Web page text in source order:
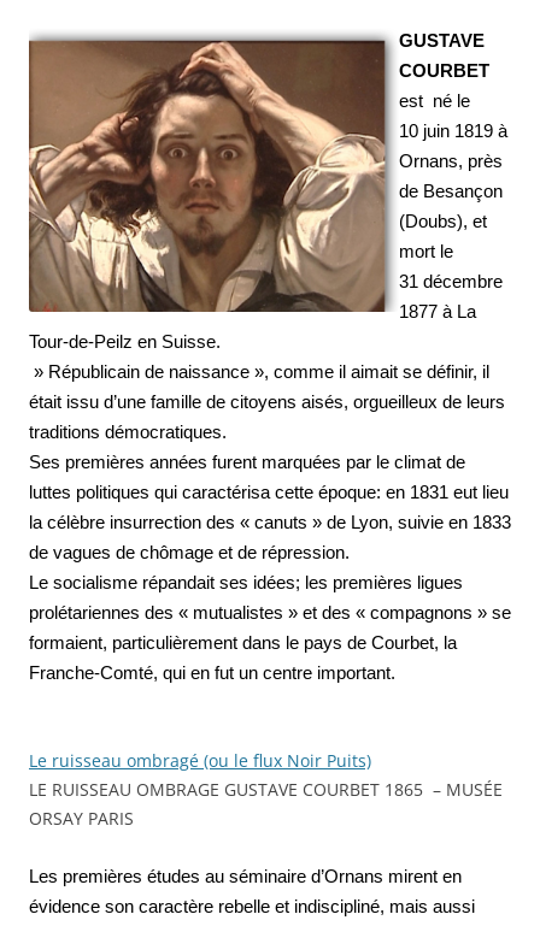
GUSTAVE
COURBET
est né le
10 juin 1819 à
Ornans, près
de Besançon
(Doubs), et
mort le
31 décembre
1877 à La
Tour-de-Peilz en Suisse.
» Républicain de naissance », comme il aimait se définir, il
était issu d’une famille de citoyens aisés, orgueilleux de leurs
traditions démocratiques.
Ses premières années furent marquées par le climat de
luttes politiques qui caractérisa cette époque: en 1831 eut lieu
la célèbre insurrection des « canuts » de Lyon, suivie en 1833
de vagues de chômage et de répression.
Le socialisme répandait ses idées; les premières ligues
prolétariennes des « mutualistes » et des « compagnons » se
formaient, particulièrement dans le pays de Courbet, la
Franche-Comté, qui en fut un centre important.
Le ruisseau ombragé (ou le flux Noir Puits)
LE RUISSEAU OMBRAGE GUSTAVE COURBET 1865 – MUSÉE
ORSAY PARIS
Les premières études au séminaire d’Ornans mirent en
évidence son caractère rebelle et indiscipliné, mais aussi